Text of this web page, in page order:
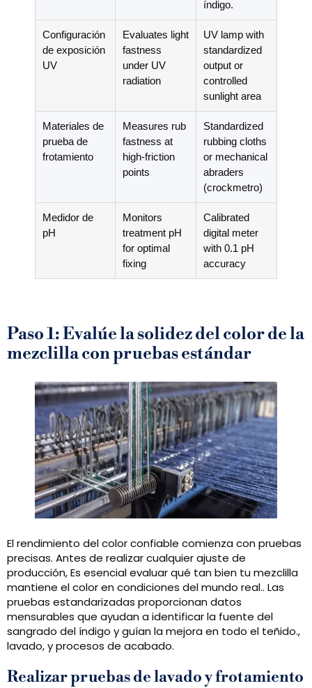
índigo.
Configuración
de exposición
UV
Evaluates light
fastness
under UV
radiation
UV lamp with
standardized
output or
controlled
sunlight area
Materiales de
prueba de
frotamiento
Measures rub
fastness at
high-friction
points
Standardized
rubbing cloths
or mechanical
abraders
(crockmetro)
Medidor de
pH
Monitors
treatment pH
for optimal
fixing
Calibrated
digital meter
with 0.1 pH
accuracy
Paso 1: Evalúe la solidez del color de la
mezclilla con pruebas estándar
El rendimiento del color confiable comienza con pruebas
precisas. Antes de realizar cualquier ajuste de
producción, Es esencial evaluar qué tan bien tu mezclilla
mantiene el color en condiciones del mundo real.. Las
pruebas estandarizadas proporcionan datos
mensurables que ayudan a identificar la fuente del
sangrado del índigo y guían la mejora en todo el teñido.,
lavado, y procesos de acabado.
Realizar pruebas de lavado y frotamiento